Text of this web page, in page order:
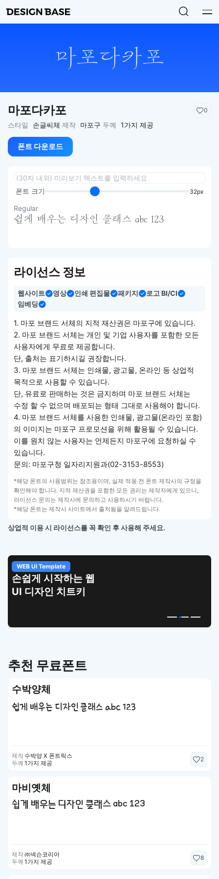
마포다카포 0
스타일 손글씨체 제작 마포구 두께 1가지 제공
폰트 다운로드
폰트 크기 32px
Regular
쉽게 배우는 디자인 클래스 abc 123
라이선스 정보
웹사이트 영상 인쇄 편집물 패키지
로고 BI/CI
임베딩
1. 마포 브랜드 서체의 지적 재산권은 마포구에 있습니다.
2. 마포 브랜드 서체는 개인 및 기업 사용자를 포함한 모든
사용자에게 무료로 제공합니다.
단, 출처는 표기하시길 권장합니다.
3. 마포 브랜드 서체는 인쇄물, 광고물, 온라인 등 상업적
목적으로 사용할 수 있습니다.
단, 유료로 판매하는 것은 금지하며 마포 브랜드 서체는
수정 할 수 없으며 배포되는 형태 그대로 사용해야 합니다.
4. 마포 브랜드 서체를 사용한 인쇄물, 광고물(온라인 포함)
의 이미지는 마포구 프로모션을 위해 활용될 수 있습니다.
이를 원치 않는 사용자는 언제든지 마포구에 요청하실 수
있습니다.
문의: 마포구청 일자리지원과(02-3153-8553)
*해당 폰트의 사용범위는 참조용이며, 실제 적용 전 폰트 제작사의 규정을
확인해야 합니다. 지적 재산권을 포함한 모든 권리는 제작자에게 있으니,
라이선스 문의는 제작사에 문의하고 사용하시기 바랍니다.
*해당 폰트는 제작사 사이트에서 출처됨을 알려드립니다.
상업적 이용 시 라이선스를 꼭 확인 후 사용해 주세요.
WEB UI Template
손쉽게 시작하는 웹
UI 디자인 치트키
추천 무료폰트
수박양체
쉽게 배우는 디자인 클래스 abc 123
제작 수박양 X 폰트릭스
두께 1가지 제공
2
마비옛체
쉽게 배우는 디자인 클래스 abc 123
제작㈜넥슨코리아
두께 1가지 제공
8